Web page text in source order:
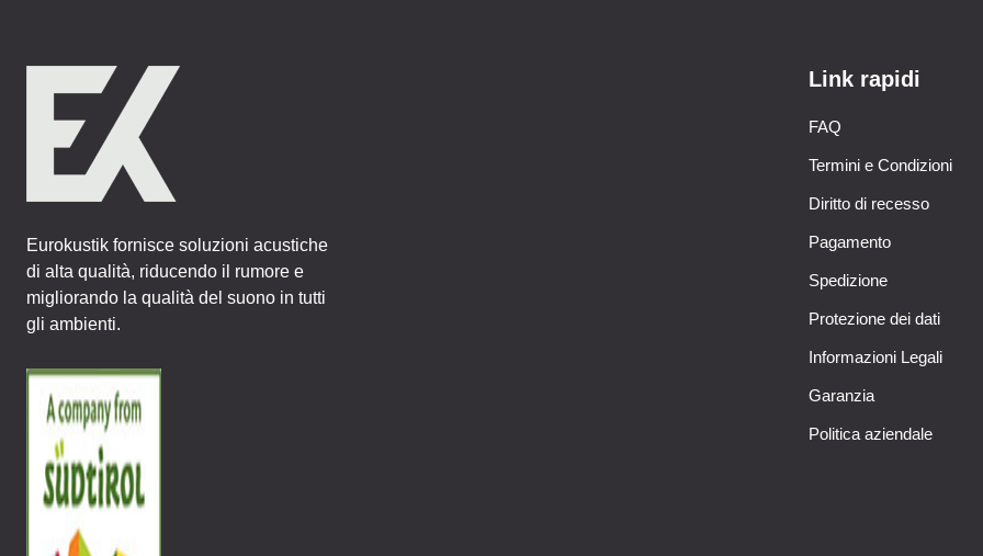
Eurokustik fornisce soluzioni acustiche
di alta qualità, riducendo il rumore e
migliorando la qualità del suono in tutti
gli ambienti.
Link rapidi
FAQ
Termini e Condizioni
Diritto di recesso
Pagamento
Spedizione
Protezione dei dati
Informazioni Legali
Garanzia
Politica aziendale